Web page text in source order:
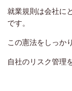
就業規則は会社に
です。
この憲法をしっか
自社のリスク管理